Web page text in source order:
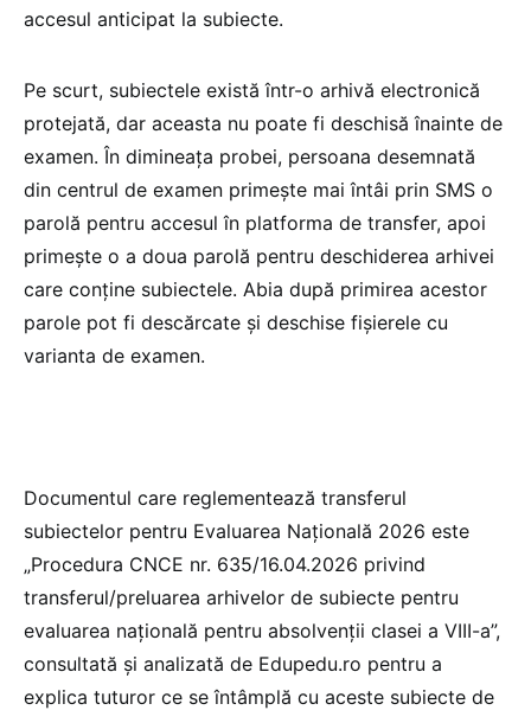
accesul anticipat la subiecte.
Pe scurt, subiectele există într-o arhivă electronică
protejată, dar aceasta nu poate fi deschisă înainte de
examen. În dimineața probei, persoana desemnată
din centrul de examen primește mai întâi prin SMS o
parolă pentru accesul în platforma de transfer, apoi
primește o a doua parolă pentru deschiderea arhivei
care conține subiectele. Abia după primirea acestor
parole pot fi descărcate și deschise fișierele cu
varianta de examen.
Documentul care reglementează transferul
subiectelor pentru Evaluarea Națională 2026 este
„Procedura CNCE nr. 635/16.04.2026 privind
transferul/preluarea arhivelor de subiecte pentru
evaluarea națională pentru absolvenții clasei a VIII-a”,
consultată și analizată de Edupedu.ro pentru a
explica tuturor ce se întâmplă cu aceste subiecte de